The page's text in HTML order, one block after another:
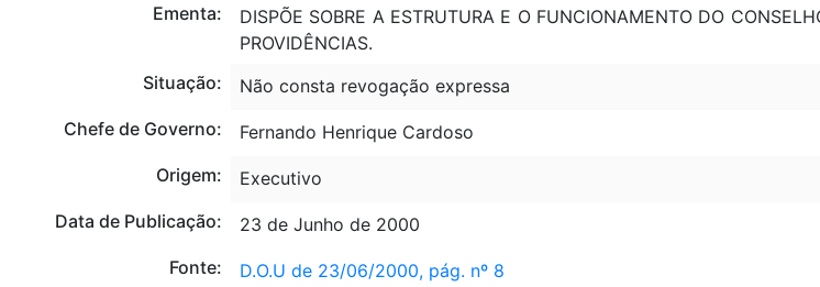
Ementa:
DISPÕE SOBRE A ESTRUTURA E O FUNCIONAMENTO DO
PROVIDÊNCIAS.
Situação:
Não consta revogação expressa
Chefe de Governo:
Fernando Henrique Cardoso
Origem:
Executivo
Data de Publicação:
23 de Junho de 2000
Fonte:
D.O.U de 23/06/2000, pág. nº 8